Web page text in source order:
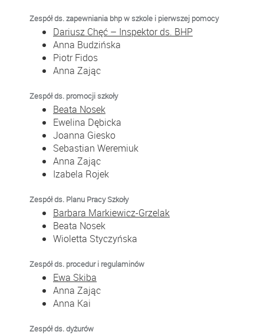
Zespół ds. zapewniania bhp w szkole i pierwszej pomocy
Dariusz Chęć – Inspektor ds. BHP
Anna Budzińska
Piotr Fidos
Anna Zając
Zespółds. promocji szkoły
Beata Nosek
Ewelina Dębicka
Joanna Giesko
Sebastian Weremiuk
Anna Zając
Izabela Rojek
Zespół ds. Planu Pracy Szkoły
Barbara Markiewicz-Grzelak
Beata Nosek
Wioletta Styczyńska
Zespół ds. procedur i regulaminów
Ewa Skiba
Anna Zając
Anna Kai
Zespół ds. dyżurów